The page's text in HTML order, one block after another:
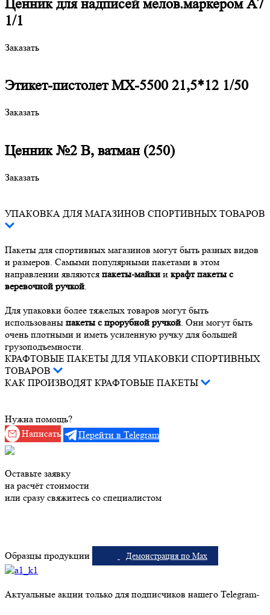
Ценник для надписей мелов.маркером А7
1/1
Заказать
Этикет-пистолет МХ-5500 21,5*12 1/50
Заказать
Ценник №2 В, ватман (250)
Заказать
УПАКОВКА ДЛЯ МАГАЗИНОВ СПОРТИВНЫХ ТОВАРОВ
Пакеты для спортивных магазинов могут быть разных видов
и размеров. Самыми популярными пакетами в этом
направлении являются пакеты-майки и крафт пакеты с
веревочной ручкой.
Для упаковки более тяжелых товаров могут быть
использованы пакеты с прорубной ручкой. Они могут быть
очень плотными и иметь усиленную ручку для большей
грузоподъемности.
КРАФТОВЫЕ ПАКЕТЫ ДЛЯ УПАКОВКИ СПОРТИВНЫХ
ТОВАРОВ
КАК ПРОИЗВОДЯТ КРАФТОВЫЕ ПАКЕТЫ
Нужна помощь?
Написать
Перейти в Telegram
Оставьте заявку
на расчёт стоимости
или сразу свяжитесь со специалистом
Образцы продукции Демонстрация по Max
Актуальные акции только для подписчиков нашего Telegram-